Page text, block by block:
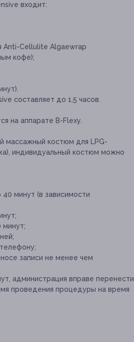
входит:
Anti-Cellulite Algaewrap
кофе);
составляет до 1,5 часов.
на аппарате B-Flexy.
массажный костюм для LPG-
индивидуальный костюм можно
минут (в зависимости
записи не менее чем
администрация вправе перенести
проведения процедуры на время